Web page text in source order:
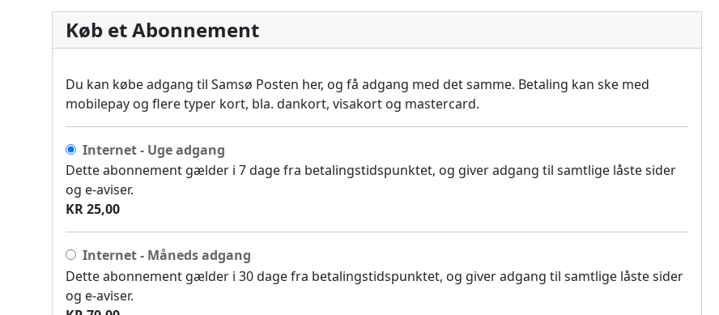
Køb et Abonnement
Du kan købe adgang til Samsø Posten her, og få adgang med det samme. Betaling kan ske med
mobilepay og flere typer kort, bla. dankort, visakort og mastercard.
Internet - Uge adgang
Dette abonnement gælder i 7 dage fra betalingstidspunktet, og giver adgang til samtlige låste sider
og e-aviser.
KR 25,00
Internet - Måneds adgang
Dette abonnement gælder i 30 dage fra betalingstidspunktet, og giver adgang til samtlige låste sider
og e-aviser.